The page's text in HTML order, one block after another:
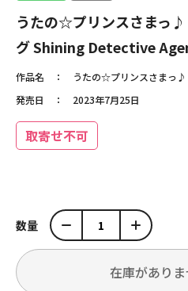
うたの☆プリンスさまっ♪
グ Shining Detective
作品名
うたの☆プリンスさまっ♪
発売日
2023年7月25日
取寄せ不可
数量
在庫があり